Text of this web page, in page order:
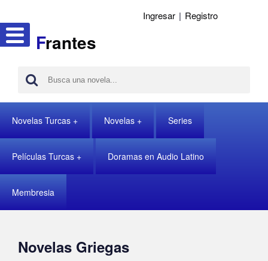
Frantes
Ingresar | Registro
Novelas Turcas Novelas Series
Películas Turcas Doramas en Audio Latino
Membresia
Novelas Griegas